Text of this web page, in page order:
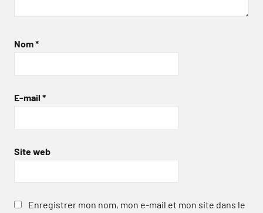
Nom*
E-mail *
Site web
Enregistrer mon nom, mon e-mail et mon site dans le